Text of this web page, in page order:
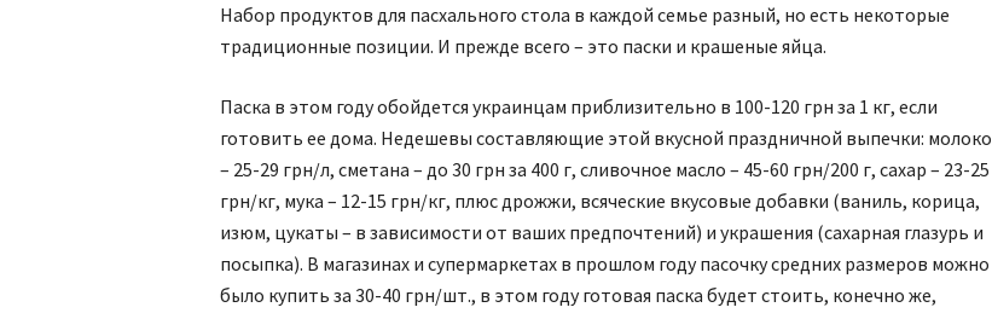
Набор продуктов для пасхального стола в каждой семье разный, но есть некоторые
традиционные позиции. И прежде всего – это паски и крашеные яйца.
Паска в этом году обойдется украинцам приблизительно в 100-120 грн за 1 кг, если
готовить ее дома. Недешевы составляющие этой вкусной праздничной выпечки: молоко
– 25-29 грн/л, сметана – до 30 грн за 400 г, сливочное масло – 45-60 грн/200 г, сахар – 23-25
грн/кг, мука – 12-15 грн/кг, плюс дрожжи, всяческие вкусовые добавки (ваниль, корица,
изюм, цукаты – в зависимости от ваших предпочтений) и украшения (сахарная глазурь и
посыпка). В магазинах и супермаркетах в прошлом году пасочку средних размеров можно
было купить за 30-40 грн/шт., в этом году готовая паска будет стоить, конечно же,